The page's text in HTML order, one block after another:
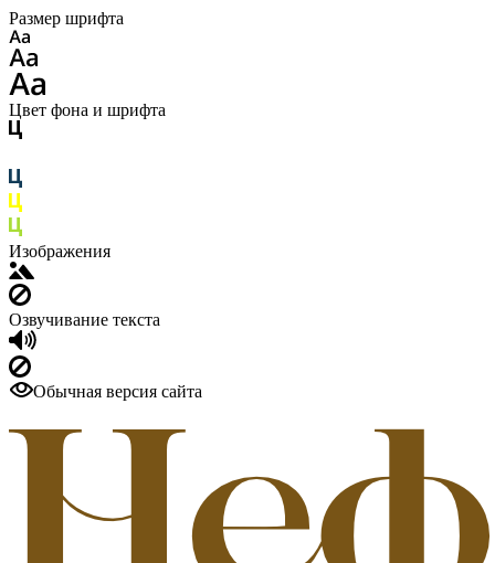
Размер шрифта
Цвет фона и шрифта
Изображения
Озвучивание текста
Обычная версия сайта